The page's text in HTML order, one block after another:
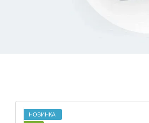
НОВИНКА